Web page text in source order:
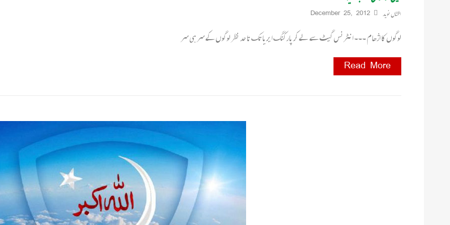
افشاں نوید December 25, 2012
لوگوں کا اژھام ۔۔۔ انٹرنس گیٹ سے لے کر پارکنگ ایریا تک تا حد نظر لوگوں کے سر ہی سر
Read More